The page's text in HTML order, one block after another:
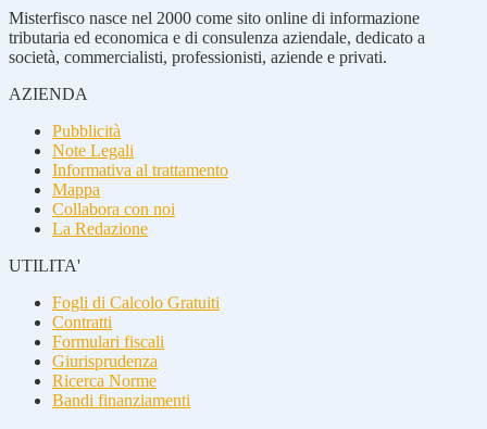
Misterfisco nasce nel 2000 come sito online di informazione
tributaria ed economica e di consulenza aziendale, dedicato a
società, commercialisti, professionisti, aziende e privati.
AZIENDA
Pubblicità
Note Legali
Informativa al trattamento
Mappa
Collabora con noi
La Redazione
UTILITA'
Fogli di Calcolo Gratuiti
Contratti
Formulari fiscali
Giurisprudenza
Ricerca Norme
Bandi finanziamenti